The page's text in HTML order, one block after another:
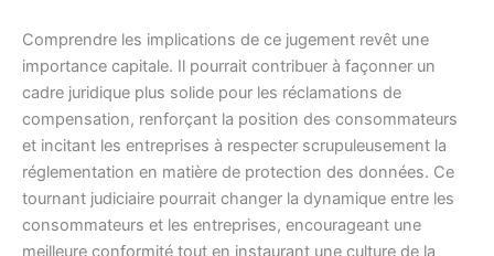
Comprendre les implications de ce jugement revêt une
importance capitale. Il pourrait contribuer à façonner un
cadre juridique plus solide pour les réclamations de
compensation, renforçant la position des consommateurs
et incitant les entreprises à respecter scrupuleusement la
réglementation en matière de protection des données. Ce
tournant judiciaire pourrait changer la dynamique entre les
consommateurs et les entreprises, encourageant une